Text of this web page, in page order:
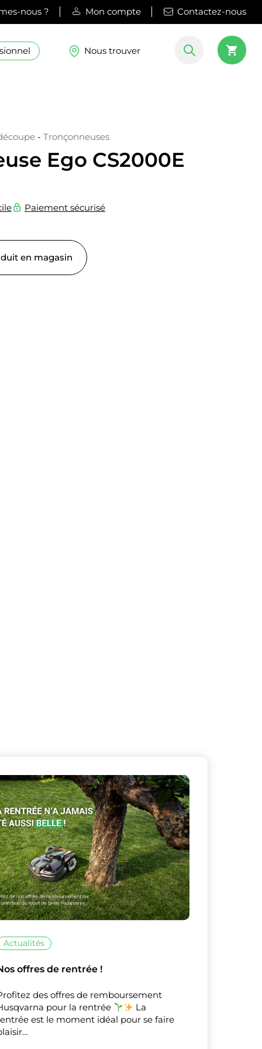
ceux que
XMasquer le bandeau
nous ? Mon compte Contactez-nous
Nous trouver
- Tronçonneuses
Ego CS2000E
Paiement sécurisé
en magasin
Actualités
offres de rentrée !
des offres de remboursement
pour la rentrée
La
est le moment idéal pour se faire